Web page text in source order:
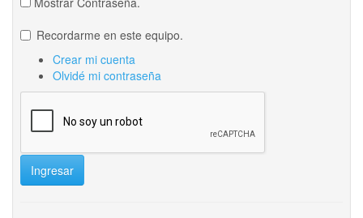
Recordarme en este equipo.
Crear mi cuenta
Olvidé mi contraseña
Ingresar